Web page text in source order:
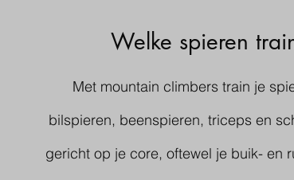
Welke spieren
Met mountain climbers train je
bilspieren, beenspieren, triceps en
gericht op je core, oftewel je buik- en